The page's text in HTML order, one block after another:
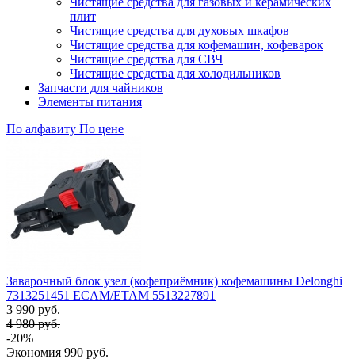
плит
Чистящие средства для духовых шкафов
Чистящие средства для кофемашин, кофеварок
Чистящие средства для СВЧ
Чистящие средства для холодильников
Запчасти для чайников
Элементы питания
По алфавиту По цене
Заварочный блок узел (кофеприёмник) кофемашины Delonghi
7313251451 ECAM/ETAM 5513227891
3 990 руб.
4 980 руб.
-20%
Экономия 990 руб.